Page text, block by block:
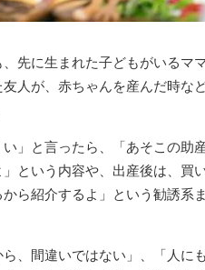
先に生まれた子どもがいるマ
人が、赤ちゃんを産んだ時な
」と言ったら、「あそこの助
という内容や、出産後は、買
ら紹介するよ」という勧誘系
、間違いではない」、「人に